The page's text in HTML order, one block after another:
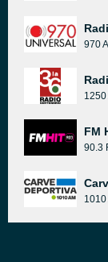
970
1250
FM
90.3
1010